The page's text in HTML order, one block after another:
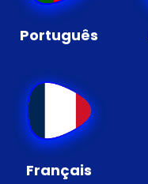
Português
Français